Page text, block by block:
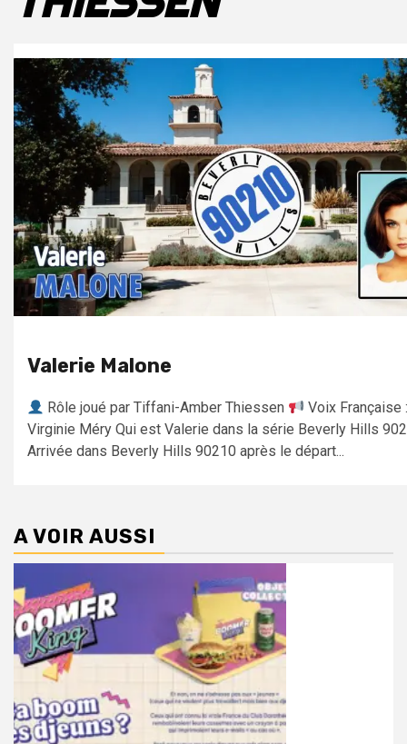
Valerie Malone
Rôle joué par Tiffani-Amber Thiessen
Voix Française
Virginie Méry Qui est Valerie dans la série Beverly Hills
Arrivée dans Beverly Hills 90210 après le départ...
A VOIR AUSSI